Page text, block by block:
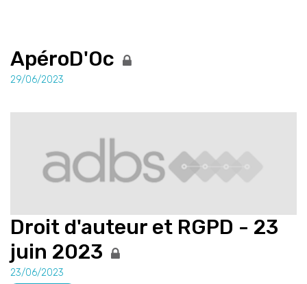
ApéroD'Oc
29/06/2023
Droit d'auteur et RGPD - 23
juin 2023
23/06/2023